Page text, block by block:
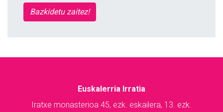
Bazkidetu zaitez!
Euskalerria Irratia
Iratxe monasterioa 45, ezk. eskailera, 13. ezk.